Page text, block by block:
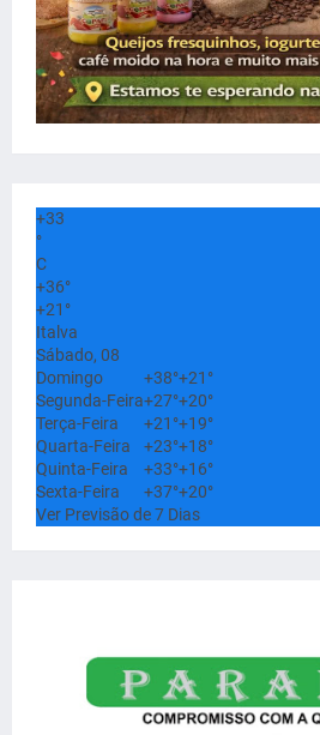
+33
°
C
+36°
+21°
Italva
Sábado, 08
Domingo
+38°+21°
Segunda-Feira+27°+20°
Terça-Feira
+21°+19°
Quarta-Feira
+23°+18°
Quinta-Feira
+33°+16°
Sexta-Feira
+37°+20°
Ver Previsão de 7 Dias